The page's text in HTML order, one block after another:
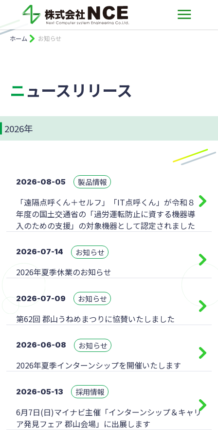
ホーム お知らせ
ニュースリリース
2026年
2026-08-05 製品情報
「遠隔点呼くん＋セルフ」「IT点呼くん」が令和８
年度の国土交通省の「過労運転防止に資する機器導
入のための支援」の対象機器として認定されました
2026-07-14 お知らせ
2026年夏季休業のお知らせ
2026-07-09 お知らせ
第62回 郡山うねめまつりに協賛いたしました
2026-06-08 お知らせ
2026年夏季インターンシップを開催いたします
2026-05-13 採用情報
6月7日(日)マイナビ主催「インターンシップ＆キャリ
ア発見フェア 郡山会場」に出展します